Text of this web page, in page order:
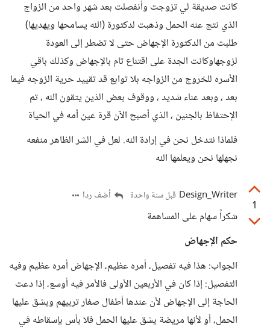
كانت صديقة لي تزوجت وأنفصلت بعد شهر واحد من الزواج
الذي نتج عنه الحمل وذهبت لدكتورة (الله يسامحها ويهديها)
طلبت من الدكتورة الإجهاض حتى لا تضطر إلى العودة
لزوجهاوكانت الجدة على اقتناع تام بالإجهاض وكذلك باقي
الأسره للخروج من الزواجه بلا توابع قد تقييد حرية الزوجه فيما
بعد ، وبعد عناء شديد ، ووقوف بعض الذين يتقون الله ، تم
الإحتفاظ بالجنين ، الذي أصبح الآن قرة عين أمه في الحياة
فلماذا نتدخل نحن في إرادة الله. لعل في الشر الظاهر منفعه
نجهلها نحن ويعلمها الله
1
Design_Writer قبل سنة واحدة أضف ردا
شكراً سهام على المساهمة
حكم الإجهاض
الجواب: هذا فيه تفصيل، أمره عظيم، الإجهاض أمره عظيم وفيه
التفصيل: إذا كان في الأربعين الأولى فالأمر فيه أوسع، إذا دعت
الحاجة إلى الإجهاض لأن عندها أطفال صغار تربيهم ويشق عليها
الحمل، أو لأنها مريضة يشق عليها الحمل فلا بأس بإسقاطه في